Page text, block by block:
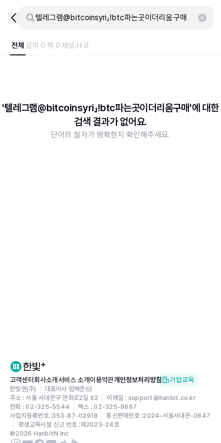
전체 강의 0 책 0 채널.H 0
'텔레그램@bitcoinsyri」ǃbtc파는곳이더리움구매'에 대한
검색 결과가 없어요.
단어의 철자가 명확한지 확인해주세요.
고객센터회사소개서비스 소개이용약관개인정보처리방침 기업교육
한빛앤(주)
대표이사 임백준
주소 : 서울 서대문구 연희로2길 62
이메일 : support@hanbit.co.kr
전화 : 02-325-5544
팩스 : 02-325-9697
사업자등록번호 :353-87-02918 통신판매번호 :2024-서울서대문-0847
평생교육시설 신고 번호 :제2023-24호
©2026 HanbitN Inc